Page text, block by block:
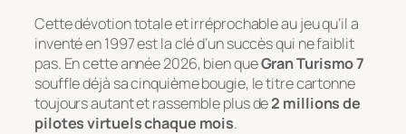
Cette dévotion totale et irréprochable au jeu qu’il a
inventé en 1997 est la clé d’un succès qui ne faiblit
pas. En cette année 2026, bien queGran Turismo 7
souffle déjà sa cinquième bougie, le titre cartonne
toujours autant et rassemble plus de2 millions de
pilotes virtuels chaque mois.